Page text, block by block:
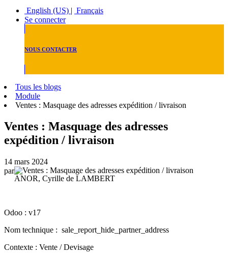
English (US) | Français
Se connecter
NOUS CONTACTER
Tous les blogs
Module
Ventes : Masquage des adresses expédition / livraison
Ventes : Masquage des adresses
expédition / livraison
14 mars 2024
par
ANOR, Cyrille de LAMBERT
Odoo : v17
Nom technique : sale_report_hide_partner_address
Contexte : Vente / Devisage